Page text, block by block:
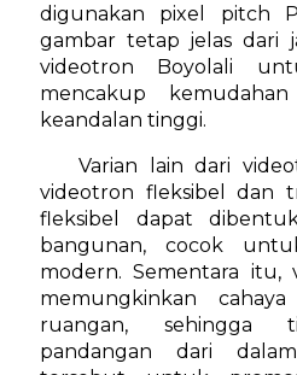
digunakan pixel pitch
gambar tetap jelas dari
videotron Boyolali
mencakup
keandalan tinggi.
Varian lain dari
videotron fleksibel dan
fleksibel dapat
bangunan, cocok
modern. Sementara itu,
memungkinkan
ruangan, sehingga
pandangan dari